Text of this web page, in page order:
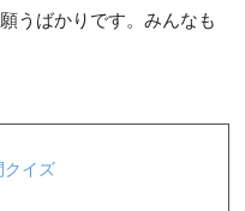
うばかりです。みんなも
クイズ